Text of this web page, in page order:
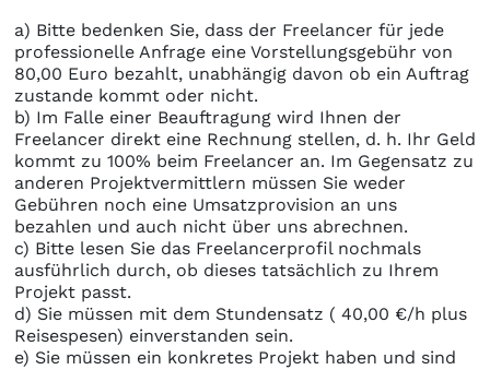
a) Bitte bedenken Sie, dass der Freelancer für jede
professionelle Anfrage eine Vorstellungsgebühr von
80,00 Euro bezahlt, unabhängig davon ob ein Auftrag
zustande kommt oder nicht.
b) Im Falle einer Beauftragung wird Ihnen der
Freelancer direkt eine Rechnung stellen, d. h. Ihr Geld
kommt zu 100% beim Freelancer an. Im Gegensatz zu
anderen Projektvermittlern müssen Sie weder
Gebühren noch eine Umsatzprovision an uns
bezahlen und auch nicht über uns abrechnen.
c) Bitte lesen Sie das Freelancerprofil nochmals
ausführlich durch, ob dieses tatsächlich zu Ihrem
Projekt passt.
d) Sie müssen mit dem Stundensatz ( 40,00 €/h plus
Reisespesen) einverstanden sein.
e) Sie müssen ein konkretes Projekt haben und sind